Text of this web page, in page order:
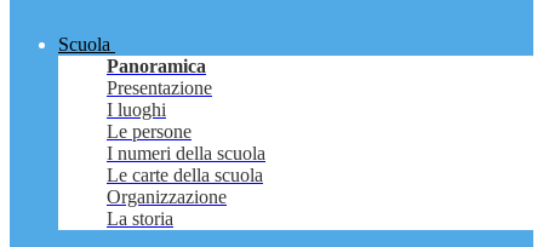
Scuola
Panoramica
Presentazione
I luoghi
Le persone
I numeri della scuola
Le carte della scuola
Organizzazione
La storia